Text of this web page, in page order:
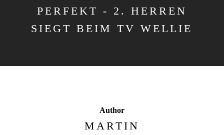
PERFEKT - 2. HERREN
SIEGT BEIM TV WELLIE
Author
MARTIN